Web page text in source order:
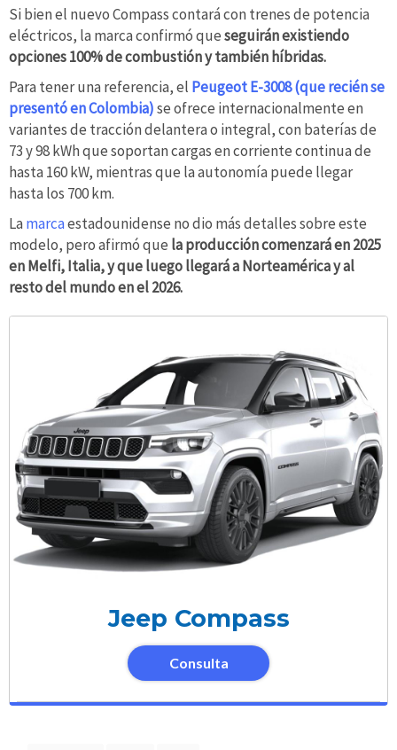
Si bien el nuevo Compass contará con trenes de potencia
eléctricos, la marca confirmó queseguirán existiendo
opciones 100% de combustión y también híbridas.
Para tener una referencia, el Peugeot E-3008 (que recién se
presentó en Colombia)se ofrece internacionalmente en
variantes de tracción delantera o integral, con baterías de
73 y 98 kWh que soportan cargas en corriente continua de
hasta 160 kW, mientras que la autonomía puede llegar
hasta los 700 km.
La marcaestadounidense no dio más detalles sobre este
modelo, pero afirmó que la producción comenzará en 2025
en Melfi, Italia, y que luego llegará a Norteamérica y al
resto del mundo en el 2026.
Jeep Compass
Consulta